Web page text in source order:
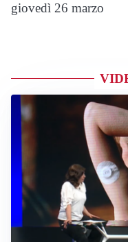
giovedì 26 marzo